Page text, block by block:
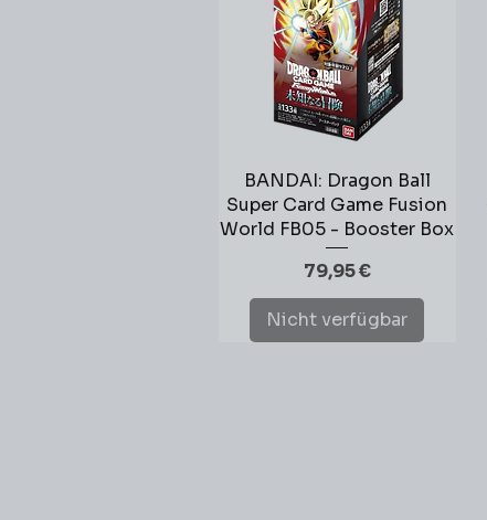
Schnellansicht
BANDAI: Dragon Ball
Super Card Game Fusion
World FB05 - Booster Box
Preis
79,95 €
Nicht verfügbar